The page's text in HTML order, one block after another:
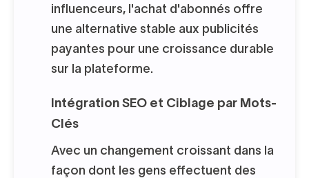
influenceurs, l'achat d'abonnés offre
une alternative stable aux publicités
payantes pour une croissance durable
sur la plateforme.
Intégration SEO et Ciblage par Mots-
Clés
Avec un changement croissant dans la
façon dont les gens effectuent des